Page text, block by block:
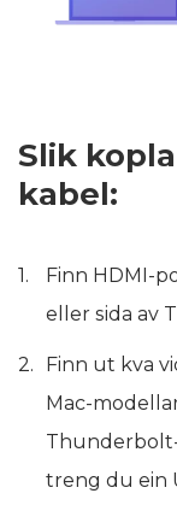
Slik
kabel:
Finn HDMI-
eller sida av
Finn ut kva
Mac-
treng du ein